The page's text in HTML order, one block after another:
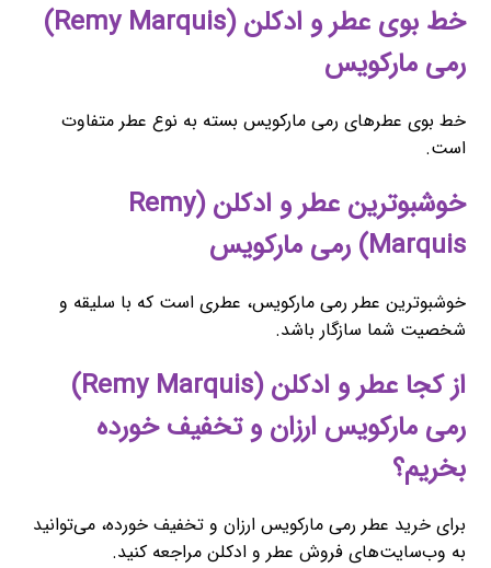
خط بوی عطر و ادکلن (Remy Marquis)
رمی مارکویس
خط بوی عطرهای رمی مارکویس بسته به نوع عطر متفاوت
است.
خوشبوترین عطر و ادکلن (Remy
Marquis) رمی مارکویس
خوشبوترین عطر رمی مارکویس، عطری است که با سلیقه و
شخصیت شما سازگار باشد.
از کجا عطر و ادکلن (Remy Marquis)
رمی مارکویس ارزان و تخفیف خورده
بخریم؟
برای خرید عطر رمی مارکویس ارزان و تخفیف خورده، می‌توانید
به وب‌سایت‌های فروش عطر و ادکلن مراجعه کنید.